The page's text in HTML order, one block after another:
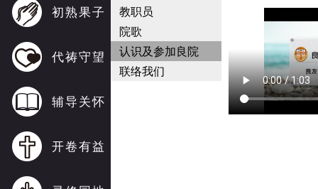
初熟果子
代祷守望
辅导关怀
开卷有益
教职员
院歌
认识及参加良院
联络我们